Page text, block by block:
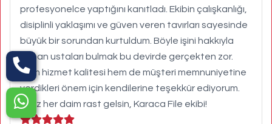
profesyonelce yaptığını kanıtladı. Ekibin çalışkanlığı,
disiplinli yaklaşımı ve güven veren tavırları sayesinde
büyük bir sorundan kurtuldum. Böyle işini hakkıyla
yapan ustaları bulmak bu devirde gerçekten zor.
Hem hizmet kalitesi hem de müşteri memnuniyetine
verdikleri önem için kendilerine teşekkür ediyorum.
İşiniz her daim rast gelsin, Karaca File ekibi!